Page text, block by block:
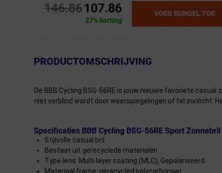
146.86107.86
27% korting
VOEG BUNDEL TOE
← Terug naar productnavigatie
PRODUCTOMSCHRIJVING
De BBB Cycling BSG-56RE is jouw nieuwe favoriete
niet verblind wordt door weerspiegelingen of fel zonlicht.
Specificaties BBB Cycling BSG-56RE Sport
Stijlvolle casual bril
Bestaat uit gerecyclede materialen
Type lens: Multi layer coating (MLC), Gepolariseerd
Materiaal frame: gerecycled polycarbonaat